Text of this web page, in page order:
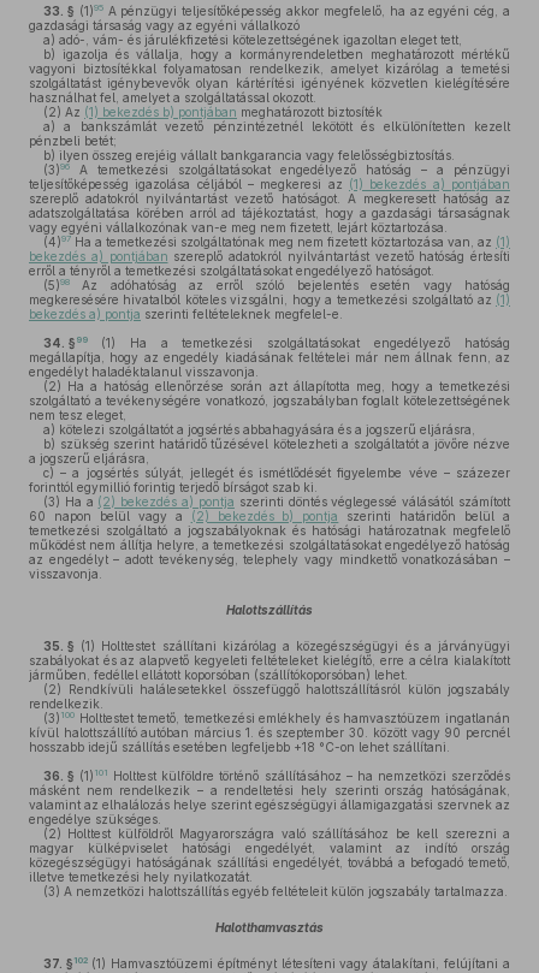
33. § (1)95A pénzügyi teljesítőképesség akkor megfelelő, ha az egyéni cég, a
gazdasági társaság vagy az egyéni vállalkozó
a) adó-, vám- és járulékfizetési kötelezettségének igazoltan eleget tett,
b) igazolja és vállalja, hogy a kormányrendeletben meghatározott mértékű
vagyoni biztosítékkal folyamatosan rendelkezik, amelyet kizárólag a temetési
szolgáltatást igénybevevők olyan kártérítési igényének közvetlen kielégítésére
használhat fel, amelyet a szolgáltatással okozott.
(2) Az (1) bekezdés b) pontjában meghatározott biztosíték
a) a bankszámlát vezető pénzintézetnél lekötött és elkülönítetten kezelt
pénzbeli betét;
b) ilyen összeg erejéig vállalt bankgarancia vagy felelősségbiztosítás.
(3)96
A temetkezési szolgáltatásokat engedélyező hatóság – a pénzügyi
teljesítőképesség igazolása céljából – megkeresi az (1) bekezdés a) pontjában
szereplő adatokról nyilvántartást vezető hatóságot. A megkeresett hatóság az
adatszolgáltatása körében arról ad tájékoztatást, hogy a gazdasági társaságnak
vagy egyéni vállalkozónak van-e meg nem fizetett, lejárt köztartozása.
(4)97 Ha a temetkezési szolgáltatónak meg nem fizetett köztartozása van, az (1)
bekezdés a) pontjában szereplő adatokról nyilvántartást vezető hatóság értesíti
erről a tényről a temetkezési szolgáltatásokat engedélyező hatóságot.
(5)98
Az adóhatóság az erről szóló bejelentés esetén vagy hatóság
megkeresésére hivatalból köteles vizsgálni, hogy a temetkezési szolgáltató az (1)
bekezdés a) pontja szerinti feltételeknek megfelel-e.
34. § 99 (1) Ha a temetkezési szolgáltatásokat engedélyező hatóság
megállapítja, hogy az engedély kiadásának feltételei már nem állnak fenn, az
engedélyt haladéktalanul visszavonja.
(2) Ha a hatóság ellenőrzése során azt állapította meg, hogy a temetkezési
szolgáltató a tevékenységére vonatkozó, jogszabályban foglalt kötelezettségének
nem tesz eleget,
a) kötelezi szolgáltatót a jogsértés abbahagyására és a jogszerű eljárásra,
b) szükség szerint határidő tűzésével kötelezheti a szolgáltatót a jövőre nézve
a jogszerű eljárásra,
c) – a jogsértés súlyát, jellegét és ismétlődését figyelembe véve – százezer
forinttól egymillió forintig terjedő bírságot szab ki.
(3) Ha a (2) bekezdés a) pontja szerinti döntés véglegessé válásától számított
60 napon belül vagy a
(2) bekezdés b) pontja
szerinti határidőn belül a
temetkezési szolgáltató a jogszabályoknak és hatósági határozatnak megfelelő
működést nem állítja helyre, a temetkezési szolgáltatásokat engedélyező hatóság
az engedélyt – adott tevékenység, telephely vagy mindkettő vonatkozásában –
visszavonja.
Halottszállítás
35. § (1) Holttestet szállítani kizárólag a közegészségügyi és a járványügyi
szabályokat és az alapvető kegyeleti feltételeket kielégítő, erre a célra kialakított
járműben, fedéllel ellátott koporsóban (szállítókoporsóban) lehet.
(2) Rendkívüli halálesetekkel összefüggő halottszállításról külön jogszabály
rendelkezik.
(3) 100 Holttestet temető, temetkezési emlékhely és hamvasztóüzem ingatlanán
kívül halottszállító autóban március 1. és szeptember 30. között vagy 90 percnél
hosszabb idejű szállítás esetében legfeljebb +18 °C-on lehet szállítani.
36. § (1) 101
Holttest külföldre történő szállításához – ha nemzetközi szerződés
másként nem rendelkezik – a rendeltetési hely szerinti ország hatóságának,
valamint az elhalálozás helye szerint egészségügyi államigazgatási szervnek az
engedélye szükséges.
(2) Holttest külföldről Magyarországra való szállításához be kell szerezni a
magyar külképviselet hatósági engedélyét, valamint az indító ország
közegészségügyi hatóságának szállítási engedélyét, továbbá a befogadó temető,
illetve temetkezési hely nyilatkozatát.
(3) A nemzetközi halottszállítás egyéb feltételeit külön jogszabály tartalmazza.
Halotthamvasztás
37. § 102 (1) Hamvasztóüzemi építményt létesíteni vagy átalakítani, felújítani a